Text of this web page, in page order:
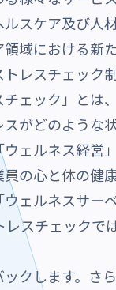
スケア及び人
域における新
トレスチェック
チェック」と
がどのような
ウェルネス経営
の心と体の健
ウェルネスサー
レスチェック
ックします。さ